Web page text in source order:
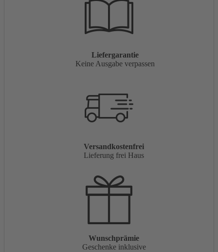
Liefergarantie
Keine Ausgabe verpassen
Versandkostenfrei
Lieferung frei Haus
Wunschprämie
Geschenke inklusive